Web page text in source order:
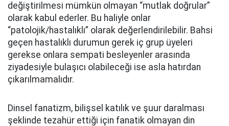
değiştirilmesi mümkün olmayan “mutlak doğrular”
olarak kabul ederler. Bu haliyle onlar
“patolojik/hastalıklı” olarak değerlendirilebilir. Bahsi
geçen hastalıklı durumun gerek iç grup üyeleri
gerekse onlara sempati besleyenler arasında
ziyadesiyle bulaşıcı olabileceği ise asla hatırdan
çıkarılmamalıdır.
Dinsel fanatizm, bilişsel katılık ve şuur daralması
şeklinde tezahür ettiği için fanatik olmayan din